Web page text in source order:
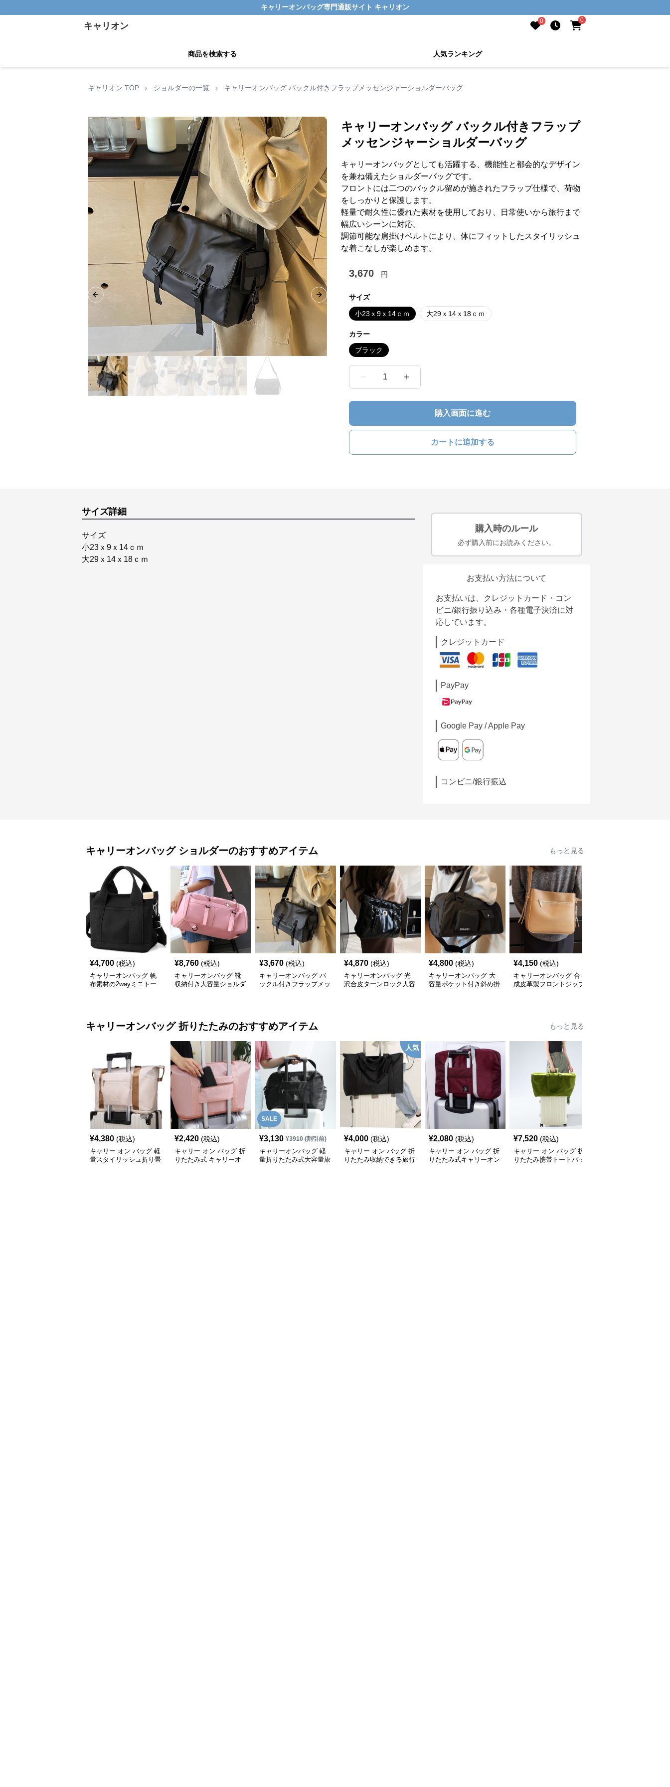
キャリーオンバッグ専門通販サイト キャリオン
キャリオン 0 0
商品を検索する 人気ランキング
キャリオン TOP › ショルダーの一覧 › キャリーオンバッグ バックル付きフラップメッセンジャーショルダーバッグ
Previous slide Next slide
キャリーオンバッグ バックル付きフラップ
メッセンジャーショルダーバッグ
キャリーオンバッグとしても活躍する、機能性と都会的なデザイン
を兼ね備えたショルダーバッグです。
フロントには二つのバックル留めが施されたフラップ仕様で、荷物
をしっかりと保護します。
軽量で耐久性に優れた素材を使用しており、日常使いから旅行まで
幅広いシーンに対応。
調節可能な肩掛けベルトにより、体にフィットしたスタイリッシュ
な着こなしが楽しめます。
3,670 円
サイズ
小23ｘ9ｘ14ｃｍ 大29ｘ14ｘ18ｃｍ
カラー
ブラック
1
購入画面に進む
カートに追加する
サイズ詳細
サイズ
小23ｘ9ｘ14ｃｍ
大29ｘ14ｘ18ｃｍ
購入時のルール
必ず購入前にお読みください。
お支払い方法について
お支払いは、クレジットカード・コン
ビニ/銀行振り込み・各種電子決済に対
応しています。
クレジットカード
PayPay
Google Pay / Apple Pay
コンビニ/銀行振込
キャリーオンバッグ ショルダーのおすすめアイテム もっと見る
¥4,700 (税込)
キャリーオンバッグ 帆
布素材の2wayミニトー
¥8,760 (税込)
キャリーオンバッグ 靴
収納付き大容量ショルダ
¥3,670 (税込)
キャリーオンバッグ バ
ックル付きフラップメッ
¥4,870 (税込)
キャリーオンバッグ 光
沢合皮ターンロック大容
¥4,800 (税込)
キャリーオンバッグ 大
容量ポケット付き斜め掛
¥4,150 (税込)
キャリーオンバッグ 合
成皮革製フロントジップ
キャリーオンバッグ 折りたたみのおすすめアイテム もっと見る
¥4,380 (税込)
キャリー オン バッグ 軽
量スタイリッシュ折り畳
¥2,420 (税込)
キャリー オン バッグ 折
りたたみ式 キャリーオ
SALE
¥3,130 ¥3910(割引前)
キャリーオンバッグ 軽
量折りたたみ式大容量旅
人気
¥4,000 (税込)
キャリー オン バッグ 折
りたたみ収納できる旅行
¥2,080 (税込)
キャリー オン バッグ 折
りたたみ式キャリーオン
¥7,520 (税込)
キャリー オン バッグ 折
りたたみ携帯トートバッ